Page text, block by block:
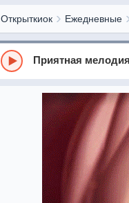
Открыткиок Ежедневные
Приятная